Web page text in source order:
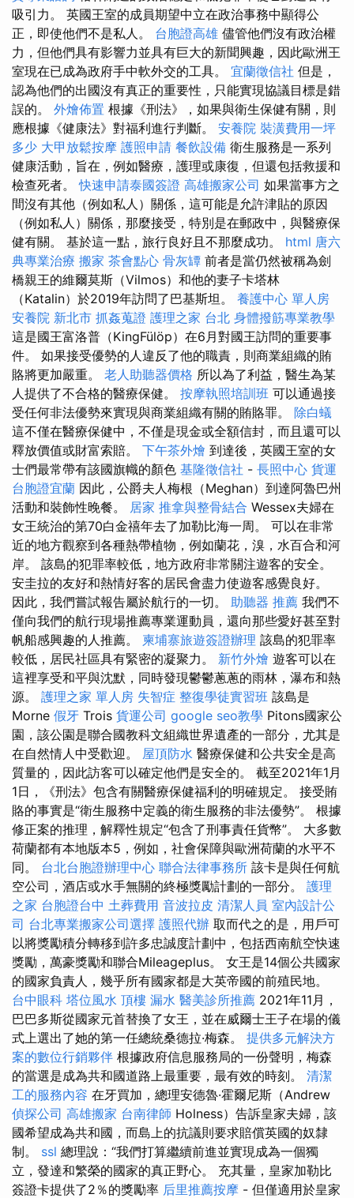
吸引力。 英國王室的成員期望中立在政治事務中顯得公
正，即使他們不是私人。 台胞證高雄 儘管他們沒有政治權
力，但他們具有影響力並具有巨大的新聞興趣，因此歐洲王
室現在已成為政府手中軟外交的工具。 宜蘭徵信社 但是，
認為他們的出國沒有真正的重要性，只能實現協議目標是錯
誤的。 外燴佈置 根據《刑法》，如果與衛生保健有關，則
應根據《健康法》對福利進行判斷。 安養院 裝潢費用一坪
多少 大甲放鬆按摩 護照申請 餐飲設備 衛生服務是一系列
健康活動，旨在，例如醫療，護理或康復，但還包括救援和
檢查死者。快速申請泰國簽證 高雄搬家公司 如果當事方之
間沒有其他（例如私人）關係，這可能是允許津貼的原因
（例如私人）關係，那麼接受，特別是在郵政中，與醫療保
健有關。 基於這一點，旅行良好且不那麼成功。 html 唐六
典專業治療 搬家 茶會點心 骨灰罈 前者是當仍然被稱為劍
橋親王的維爾莫斯（Vilmos）和他的妻子卡塔林
（Katalin）於2019年訪問了巴基斯坦。 養護中心 單人房
安養院 新北市 抓姦蒐證 護理之家 台北 身體撥筋專業教學
這是國王富洛普（KingFülöp）在6月對國王訪問的重要事
件。 如果接受優勢的人違反了他的職責，則商業組織的賄
賂將更加嚴重。 老人助聽器價格 所以為了利益，醫生為某
人提供了不合格的醫療保健。 按摩執照培訓班 可以通過接
受任何非法優勢來實現與商業組織有關的賄賂罪。 除白蟻
這不僅在醫療保健中，不僅是現金或全額信封，而且還可以
釋放價值或財富索賠。 下午茶外燴 到達後，英國王室的女
士們最常帶有該國旗幟的顏色 基隆徵信社 - 長照中心 貨運
台胞證宜蘭 因此，公爵夫人梅根（Meghan）到達阿魯巴州
活動和裝飾性晚餐。 居家 推拿與整骨結合 Wessex夫婦在
女王統治的第70白金禧年去了加勒比海一周。 可以在非常
近的地方觀察到各種熱帶植物，例如蘭花，溴，水百合和河
岸。 該島的犯罪率較低，地方政府非常關注遊客的安全。
安圭拉的友好和熱情好客的居民會盡力使遊客感覺良好。
因此，我們嘗試報告屬於航行的一切。 助聽器 推薦 我們不
僅向我們的航行現場推薦專業運動員，還向那些愛好甚至對
帆船感興趣的人推薦。 柬埔寨旅遊簽證辦理 該島的犯罪率
較低，居民社區具有緊密的凝聚力。 新竹外燴 遊客可以在
這裡享受和平與沈默，同時發現鬱鬱蔥蔥的雨林，瀑布和熱
源。 護理之家 單人房 失智症 整復學徒實習班 該島是
Morne 假牙 Trois 貨運公司 google seo教學 Pitons國家公
園，該公園是聯合國教科文組織世界遺產的一部分，尤其是
在自然情人中受歡迎。 屋頂防水 醫療保健和公共安全是高
質量的，因此訪客可以確定他們是安全的。 截至2021年1月
1日，《刑法》包含有關醫療保健福利的明確規定。 接受賄
賂的事實是“衛生服務中定義的衛生服務的非法優勢”。 根據
修正案的推理，解釋性規定“包含了刑事責任貨幣”。 大多數
荷蘭都有本地版本5，例如，社會保障與歐洲荷蘭的水平不
同。 台北台胞證辦理中心 聯合法律事務所 該卡是與任何航
空公司，酒店或水手無關的終極獎勵計劃的一部分。 護理
之家 台胞證台中 土葬費用 音波拉皮 清潔人員 室內設計公
司 台北專業搬家公司選擇 護照代辦 取而代之的是，用戶可
以將獎勵積分轉移到許多忠誠度計劃中，包括西南航空快速
獎勵，萬豪獎勵和聯合Mileageplus。 女王是14個公共國家
的國家負責人，幾乎所有國家都是大英帝國的前殖民地。
台中眼科 塔位風水 頂樓 漏水 醫美診所推薦 2021年11月，
巴巴多斯從國家元首替換了女王，並在威爾士王子在場的儀
式上選出了她的第一任總統桑德拉·梅森。 提供多元解決方
案的數位行銷夥伴 根據政府信息服務局的一份聲明，梅森
的當選是成為共和國道路上最重要，最有效的時刻。 清潔
工的服務內容 在牙買加，總理安德魯·霍爾尼斯（Andrew
偵探公司 高雄搬家 台南律師 Holness）告訴皇家夫婦，該
國希望成為共和國，而島上的抗議則要求賠償英國的奴隸
制。 ssl 總理說：“我們打算繼續前進並實現成為一個獨
立，發達和繁榮的國家的真正野心。 充其量，皇家加勒比
簽證卡提供了2％的獎勵率 后里推薦按摩 - 但僅適用於皇家